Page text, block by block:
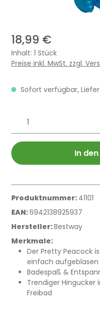
18,99 €
Inhalt: 1 Stück
Preise inkl. MwSt. zzgl.
Sofort verfügbar,
Produkt
In
Produktnummer: 41101
EAN:6942138925937
Hersteller:Bestway
Merkmale:
Der Pretty Peacock
einfach aufgeblasen
Badespaß &
Trendiger Hingucker
Freibad